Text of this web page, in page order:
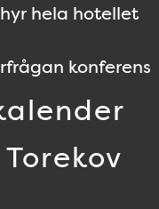
hela hotellet
konferens